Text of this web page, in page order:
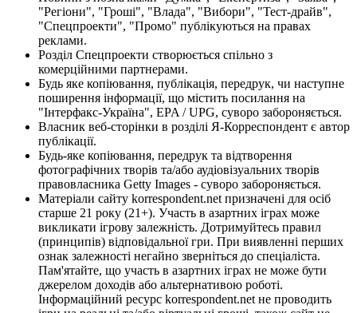
"Регіони", "Гроші", "Влада", "Вибори", "Тест-драйв",
"Спецпроекти", "Промо" публікуються на правах
реклами.
Розділ Спецпроекти створюється спільно з
комерційними партнерами.
Будь яке копіювання, публікація, передрук, чи наступне
поширення інформації, що містить посилання на
"Інтерфакс-Україна", EPA / UPG, суворо забороняється.
Власник веб-сторінки в розділі Я-Корреспондент є автор
публікації.
Будь-яке копіювання, передрук та відтворення
фотографічних творів та/або аудіовізуальних творів
правовласника Getty Images - суворо забороняється.
Матеріали сайту korrespondent.net призначені для осіб
старше 21 року (21+). Участь в азартних іграх може
викликати ігрову залежність. Дотримуйтесь правил
(принципів) відповідальної гри. При виявленні перших
ознак залежності негайно зверніться до спеціаліста.
Пам'ятайте, що участь в азартних іграх не може бути
джерелом доходів або альтернативою роботі.
Інформаційний ресурс korrespondent.net не проводить